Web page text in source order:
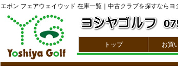
エポン フェアウェイウッド 在庫一覧｜中古クラブを探すなら
トップ お買